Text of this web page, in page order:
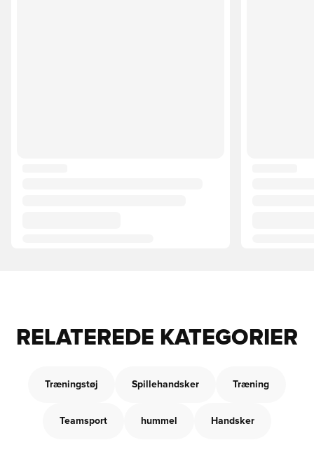
RELATEREDE KATEGORIER
Træningstøj Spillehandsker Træning
Teamsport hummel Handsker